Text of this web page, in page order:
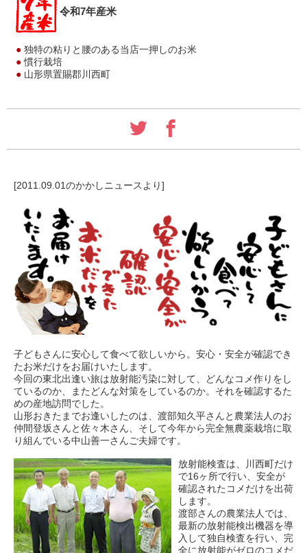
令和7年産米
● 独特の粘りと腰のある当店一押しのお米
●慣行栽培
● 山形県置賜郡川西町
[2011.09.01のかかしニュースより]
子どもさんに安心して食べて欲しいから。安心・安全が確認でき
たお米だけをお届けいたします。
今回の東北出逢い旅は放射能汚染に対して、どんなコメ作りをし
ているのか、またどんな対策をしているのか。それを確認するた
めの産地訪問でした。
山形おきたまでお逢いしたのは、渡部知久平さんと農業法人のお
仲間登坂さんと佐々木さん、そして今年から完全無農薬栽培に取
り組んでいる中山善一さんご夫婦です。
放射能検査は、川西町だけ
で16ヶ所で行い、安全が
確認されたコメだけを出荷
します。
渡部さんの農業法人では、
最新の放射能検出機器を導
入して独自検査を行い、完
全に放射能がゼロのコメだ